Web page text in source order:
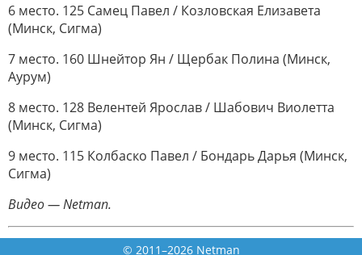
6 место. 125 Самец Павел / Козловская Елизавета
(Минск, Сигма)
7 место. 160 Шнейтор Ян / Щербак Полина (Минск,
Аурум)
8 место. 128 Велентей Ярослав / Шабович Виолетта
(Минск, Сигма)
9 место. 115 Колбаско Павел / Бондарь Дарья (Минск,
Сигма)
Видео — Netman.
© 2011–2026 Netman